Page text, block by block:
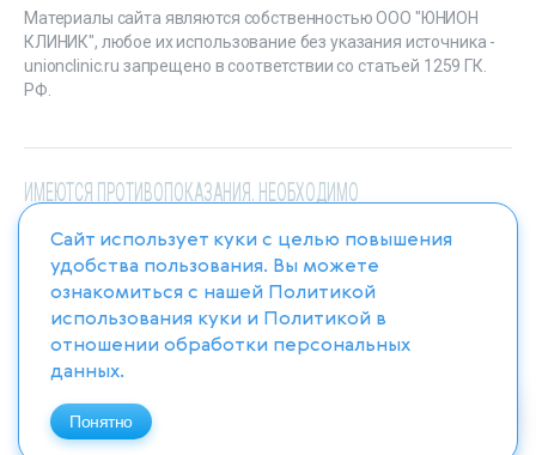
Материалы сайта являются собственностью ООО "ЮНИОН
КЛИНИК", любое их использование без указания источника -
unionclinic.ru запрещено в соответствии со статьей 1259 ГК.
РФ.
ИМЕЮТСЯ ПРОТИВОПОКАЗАНИЯ. НЕОБХОДИМО
ПРОКОНСУЛЬТИРОВАТЬСЯ СО СПЕЦИАЛИСТОМ
Сайт использует куки с целью повышения
удобства пользования. Вы можете
ознакомиться с нашей Политикой
использования куки и Политикой в
отношении обработки персональных
данных.
Понятно